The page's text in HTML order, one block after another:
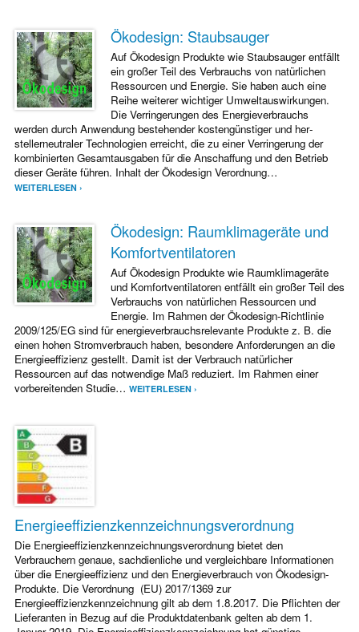
Ökodesign: Staubsauger
Auf Ökodesign Produkte wie Staubsauger entfällt
ein großer Teil des Verbrauchs von natürlichen
Ressourcen und Energie. Sie haben auch eine
Reihe weiterer wichtiger Umweltauswirkungen.
Die Verringerungen des Energieverbrauchs
werden durch Anwendung bestehender kostengünstiger und her­
stellerneutraler Technologien erreicht, die zu ei­ner Verringerung der
kombinierten Gesamtausgaben für die Anschaffung und den Betrieb
dieser Geräte führen. Inhalt der Ökodesign Verordnung…
WEITERLESEN ›
Ökodesign: Raumklimageräte und
Komfortventilatoren
Auf Ökodesign Produkte wie Raumklimageräte
und Komfortventilatoren entfällt ein großer Teil des
Verbrauchs von natürlichen Ressourcen und
Energie. Im Rahmen der Ökodesign-Richtlinie
2009/125/EG sind für energieverbrauchsrelevante Produkte z. B. die
einen hohen Stromverbrauch haben, besondere Anforderungen an die
Energieeffizienz gestellt. Damit ist der Verbrauch natürlicher
Ressourcen auf das notwendige Maß reduziert. Im Rahmen einer
vorbereitenden Studie… WEITERLESEN ›
Energieeffizienzkennzeichnungsverordnung
Die Energieeffizienzkennzeichnungsverordnung bietet den
Verbrauchern genaue, sachdienliche und vergleichbare Informationen
über die Energieeffizienz und den Energieverbrauch von Ökodesign-
Produkte. Die Verordnung (EU) 2017/1369 zur
Energieeffizienzkennzeichnung gilt ab dem 1.8.2017. Die Pflichten der
Lieferanten in Bezug auf die Produktdatenbank gelten ab dem 1.